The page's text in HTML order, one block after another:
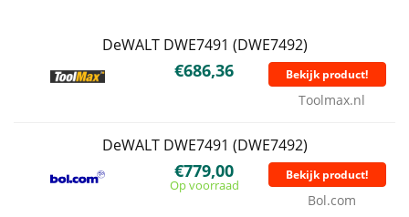
DeWALT DWE7491 (DWE7492)
€686,36 Bekijk product!
Toolmax.nl
DeWALT DWE7491 (DWE7492)
€779,00
Op voorraad
Bekijk product!
Bol.com